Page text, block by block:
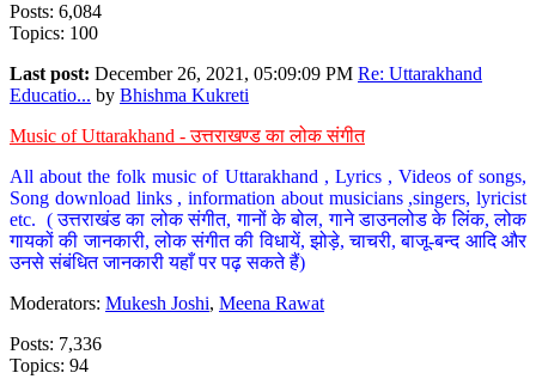
Posts: 6,084
Topics: 100
Last post: December 26, 2021, 05:09:09 PM Re: Uttarakhand
Educatio... by Bhishma Kukreti
Music of Uttarakhand - उत्तराखण्ड का लोक संगीत
All about the folk music of Uttarakhand , Lyrics , Videos of songs,
Song download links , information about musicians ,singers, lyricist
etc. ( उत्तराखंड का लोक संगीत, गानों के बोल, गाने डाउनलोड के लिंक, लोक
गायकों की जानकारी, लोक संगीत की विधायें, झोड़े, चाचरी, बाजू-बन्द आदि और
उनसे संबंधित जानकारी यहाँ पर पढ़ सकते हैं)
Moderators: Mukesh Joshi, Meena Rawat
Posts: 7,336
Topics: 94